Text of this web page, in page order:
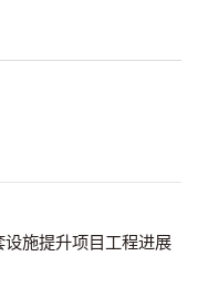
施提升项目工程进展